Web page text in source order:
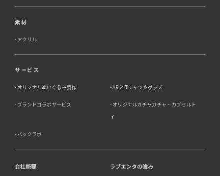
情報保護団体事務局 〒106-0032 東京都港区六本木一丁
7565 / 0120-700-779
7．個人情報の提供の任意性と提供されない場合に起こり
お客様がご自身の個人情報を弊社に提供されるか否かは、
は、適切なサービスが提供できない場合がありますので予
8．Cookie（クッキー）等の利用について
当社のウェブサイトでは、お客様に適したサービスや情
報、広告等を提供する目的のため、Cookie（クッキー）
13-1 アクセス解析ツールについて、当社は、利用状況の
素材
アクリル
サービス
オリジナルぬいぐるみ製作 AR × Tシャツ & グッズ
ブランドコラボサービス
オリジナルガチャガチャ・カプセルト
イ
バックラボ
会社概要 ラブエンタの強み